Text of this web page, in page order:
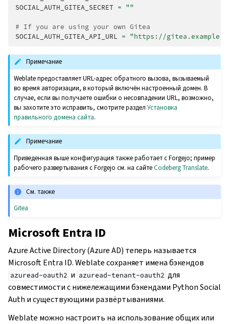
SOCIAL_AUTH_GITEA_SECRET = ""
# If you are using your own Gitea
SOCIAL_AUTH_GITEA_API_URL = "https://
Примечание
Weblate предоставляет URL-адрес обратного вызова, вызываемый
во время авторизации, в который включён настроенный домен. В
случае, если вы получаете ошибки о несовпадении URL, возможно,
вы захотите это исправить, смотрите разделУстановка
правильного домена сайта.
Примечание
Приведенная выше конфигурация также работает с Forgejo; пример
рабочего развертывания с Forgejo см. на сайтеCodeberg Translate.
См. также
Gitea
Microsoft Entra ID
Azure Active Directory (Azure AD) теперь называется
Microsoft Entra ID. Weblate сохраняет имена бэкендов
azuread-oauth2 и azuread-tenant-oauth2 для
совместимости с нижележащими бэкендами Python Social
Auth и существующими развёртываниями.
Weblate можно настроить на использование общих или